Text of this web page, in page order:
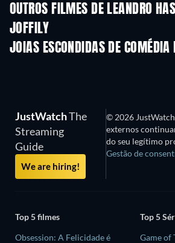
OUTROS FILMES DE LEANDRO
JOFFILY
JOIAS ESCONDIDAS DE
JustWatchThe
Streaming
Guide
We are hiring!
© 2026
externos
do seu legítimo
Gestão de
Top 5 filmes
Obsession: A Felicidade é
Top 5
Game of